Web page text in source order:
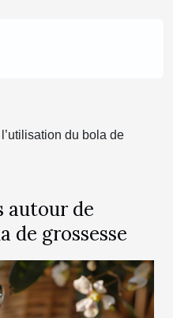
du bola de
autour de
de grossesse